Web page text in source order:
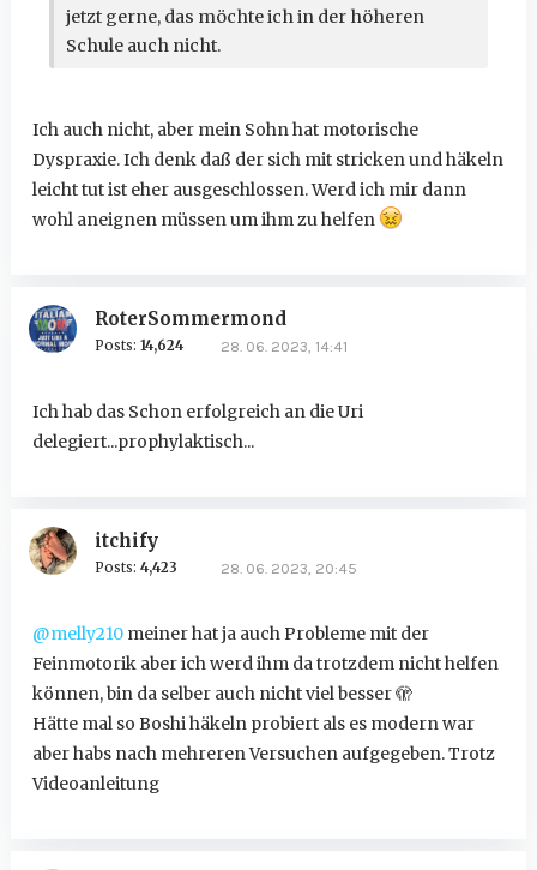
jetzt gerne, das möchte ich in der höheren
Schule auch nicht.
Ich auch nicht, aber mein Sohn hat motorische
Dyspraxie. Ich denk daß der sich mit stricken und häkeln
leicht tut ist eher ausgeschlossen. Werd ich mir dann
wohl aneignen müssen um ihm zu helfen
RoterSommermond
Posts: 14,624 28. 06. 2023, 14:41
Ich hab das Schon erfolgreich an die Uri
delegiert...prophylaktisch...
itchify
Posts: 4,423 28. 06. 2023, 20:45
@melly210meiner hat ja auch Probleme mit der
Feinmotorik aber ich werd ihm da trotzdem nicht helfen
können, bin da selber auch nicht viel besser 🫣
Hätte mal so Boshi häkeln probiert als es modern war
aber habs nach mehreren Versuchen aufgegeben. Trotz
Videoanleitung